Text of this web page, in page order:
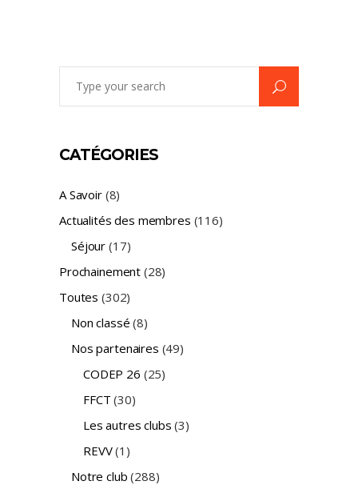
CATÉGORIES
A Savoir(8)
Actualités des membres (116)
Séjour (17)
Prochainement (28)
Toutes (302)
Non classé (8)
Nos partenaires (49)
CODEP 26 (25)
FFCT (30)
Les autres clubs (3)
REVV(1)
Notre club (288)